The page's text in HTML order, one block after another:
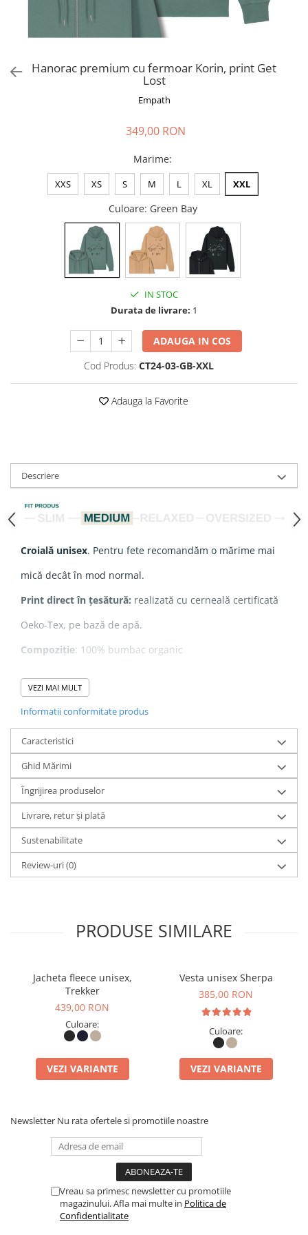
Hanorac premium cu fermoar Korin, print Get
Lost
Empath
349,00 RON
Marime:
XXS XS S M L XL XXL
Culoare: Green Bay
IN STOC
Durata de livrare: 1
ADAUGA IN COS
Cod Produs: CT24-03-GB-XXL
Adauga la Favorite
Descriere
Croială unisex. Pentru fete recomandăm o mărime mai
mică decât în mod normal.
Print direct în țesătură: realizată cu cerneală certificată
Oeko-Tex, pe bază de apă.
Compoziție: 100% bumbac organic
- Interior glugă din același material.
- Fermoar și ochiuri șnur metalice;
- Snururi cu capete metalice
este creat printr-un proces de
pieptănare a materialului, unde fibrele interioare sunt
confortabilă. Acest proces are două efecte principale:
să se desprindă micro-fibre și scame.
- Creează un strat mai moale, dar mai fragil față de
structura compactă a french terry.
De aceea, hanoracele brushed tind să lase scame la
început, mai ales dacă sunt purtate peste un strat de
înainte de prima purtare. După câteva spălări, excesul de
fibre eliminate în timpul producției se reduce, iar
materialul devine mai stabil.
Calitate Excepțională
VEZI MAI MULT
Informatii conformitate produs
Caracteristici
Ghid Mărimi
Îngrijirea produselor
Livrare, retur și plată
Sustenabilitate
Review-uri(0)
PRODUSE SIMILARE
Jacheta fleece unisex,
Trekker
439,00 RON
Culoare:
VEZI VARIANTE
Vesta unisex Sherpa
385,00 RON
Culoare:
VEZI VARIANTE
Newsletter Nu rata ofertele si promotiile noastre
Vreau sa primesc newsletter cu promotiile
magazinului. Afla mai multe in Politica de
Confidentialitate